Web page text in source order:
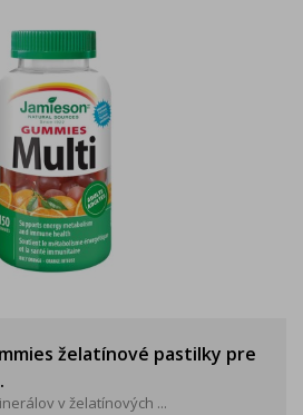
želatínové pastilky pre
v želatínových ...